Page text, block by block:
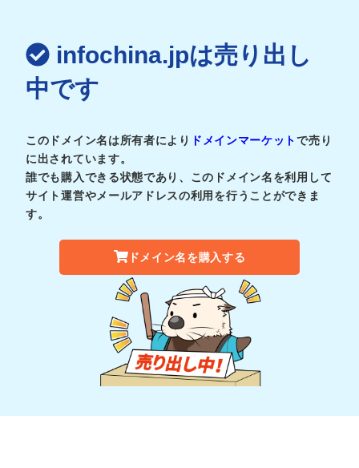
infochina.jpは売り出し
中です
このドメイン名は所有者により ドメインマーケットで売り
に出されています。
誰でも購入できる状態であり、このドメイン名を利用して
サイト運営やメールアドレスの利用を行うことができま
す。
ドメイン名を購入する